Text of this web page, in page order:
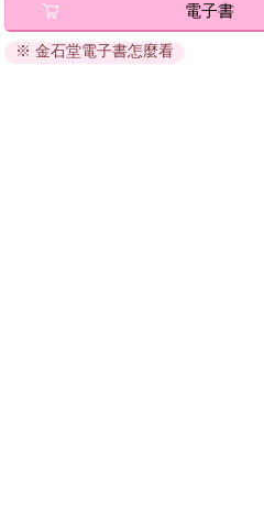
退換貨須知：
因版權保護，您在金石堂所購
電子書
※ 金石堂電子書怎麼看